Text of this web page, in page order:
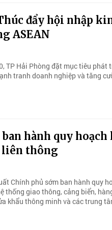
đẩy hội nhập
ASEAN
TP Hải Phòng đặt mục tiêu
tranh doanh nghiệp và tăng
hành quy
liên thông
Chính phủ sớm ban hành quy
thống giao thông, cảng biển,
khẩu thông minh và các trung